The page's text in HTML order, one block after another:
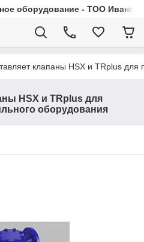
оборудование - ТОО
клапаны HSX и TRplus
HSX и TRplus для
оборудования